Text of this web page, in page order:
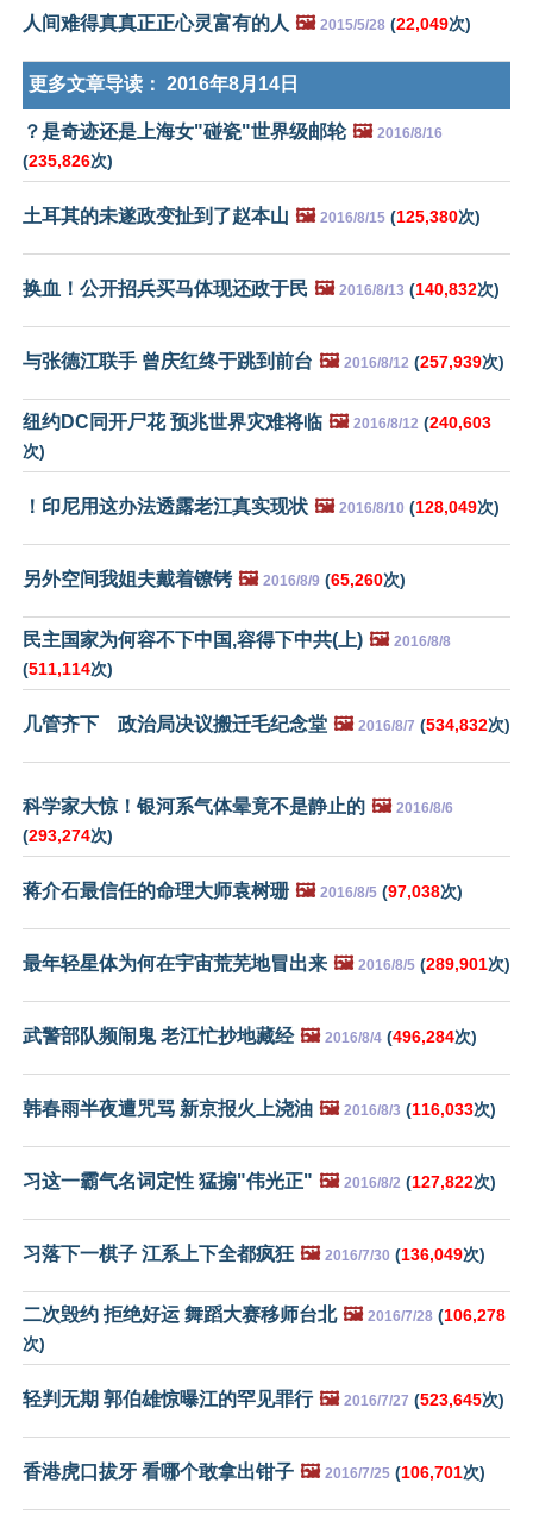
人间难得真真正正心灵富有的人 🖼️ 2015/5/28 (22,049次)
更多文章导读： 2016年8月14日
？是奇迹还是上海女"碰瓷"世界级邮轮 🖼️ 2016/8/16
(235,826次)
土耳其的未遂政变扯到了赵本山 🖼️ 2016/8/15 (125,380次)
换血！公开招兵买马体现还政于民 🖼️ 2016/8/13 (140,832次)
与张德江联手 曾庆红终于跳到前台 🖼️ 2016/8/12 (257,939次)
纽约DC同开尸花 预兆世界灾难将临 🖼️ 2016/8/12 (240,603
次)
！印尼用这办法透露老江真实现状 🖼️ 2016/8/10 (128,049次)
另外空间我姐夫戴着镣铐 🖼️ 2016/8/9 (65,260次)
民主国家为何容不下中国,容得下中共(上) 🖼️ 2016/8/8
(511,114次)
几管齐下 政治局决议搬迁毛纪念堂 🖼️ 2016/8/7 (534,832次)
科学家大惊！银河系气体晕竟不是静止的 🖼️ 2016/8/6
(293,274次)
蒋介石最信任的命理大师袁树珊 🖼️ 2016/8/5 (97,038次)
最年轻星体为何在宇宙荒芜地冒出来 🖼️ 2016/8/5 (289,901次)
武警部队频闹鬼 老江忙抄地藏经 🖼️ 2016/8/4 (496,284次)
韩春雨半夜遭咒骂 新京报火上浇油 🖼️ 2016/8/3 (116,033次)
习这一霸气名词定性 猛搧"伟光正" 🖼️ 2016/8/2 (127,822次)
习落下一棋子 江系上下全都疯狂 🖼️ 2016/7/30 (136,049次)
二次毁约 拒绝好运 舞蹈大赛移师台北 🖼️ 2016/7/28 (106,278
次)
轻判无期 郭伯雄惊曝江的罕见罪行 🖼️ 2016/7/27 (523,645次)
香港虎口拔牙 看哪个敢拿出钳子 🖼️ 2016/7/25 (106,701次)